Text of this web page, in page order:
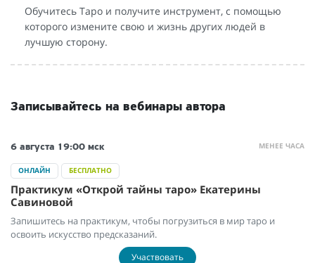
Обучитесь Таро и получите инструмент, с помощью
которого измените свою и жизнь других людей в
лучшую сторону.
Записывайтесь на вебинары автора
МЕНЕЕ ЧАСА
6 августа 19:00 мск
ОНЛАЙН БЕСПЛАТНО
Практикум «Открой тайны таро» Екатерины
Савиновой
Запишитесь на практикум, чтобы погрузиться в мир таро и
освоить искусство предсказаний.
Участвовать